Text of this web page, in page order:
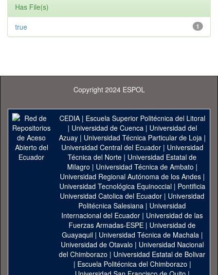
Has File(s)
1
true
Copyright 2024 ESPOL
CEDIA| Escuela Superior Politécnica del Litoral
| Universidad de Cuenca| Universidad del
Azuay| Universidad Técnica Particular de Loja|
Universidad Central del Ecuador| Universidad
Técnica del Norte | Universidad Estatal de
Milagro | Universidad Técnica de Ambato |
Universidad Regional Autónoma de los Andes|
Universidad Tecnológica Equinoccial| Pontificia
Universidad Catolica del Ecuador | Universidad
Politécnica Salesiana | Universidad
Internacional del Ecuador | Universidad de las
Fuerzas Armadas-ESPE | Universidad de
Guayaquil| Universidad Técnica de Machala|
Universidad de Otavalo | Universidad Nacional
del Chimborazo | Universidad Estatal de Bolivar
| Escuela Politécnica del Chimborazo |